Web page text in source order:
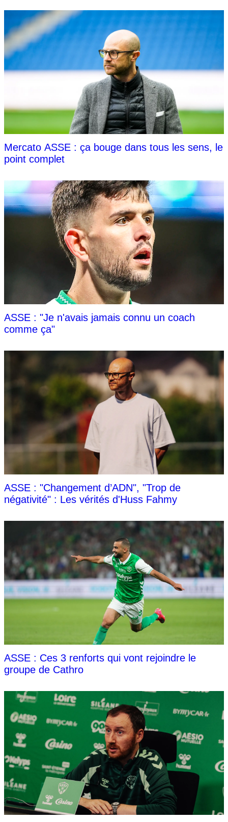
Mercato ASSE : ça bouge dans tous les sens, le
point complet
ASSE : "Je n'avais jamais connu un coach
comme ça"
ASSE : "Changement d’ADN", "Trop de
négativité" : Les vérités d'Huss Fahmy
ASSE : Ces 3 renforts qui vont rejoindre le
groupe de Cathro